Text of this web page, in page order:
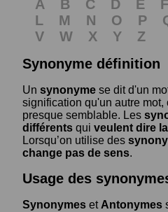
A B C D E F
L
M N O P
V
W X Y
Z
Synonyme définition
Un synonyme se dit d'un
signification qu'un autre
presque semblable. Les
différents qui veulent dire
Lorsqu’on utilise des
change pas de sens.
Usage des
Synonymes et Antonymes